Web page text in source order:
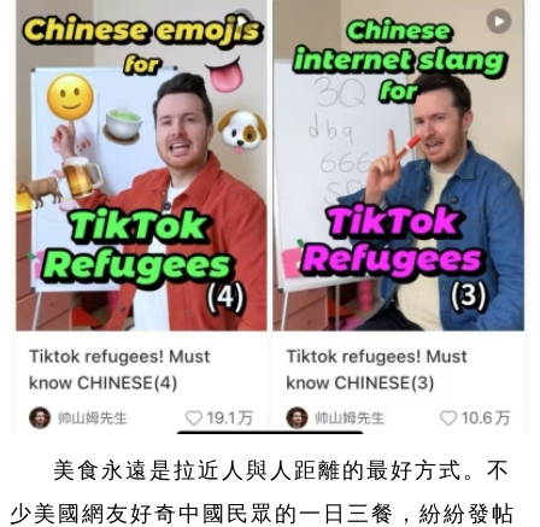
美食永遠是拉近人與人距離的最好方式。不
少美國網友好奇中國民眾的一日三餐，紛紛發帖